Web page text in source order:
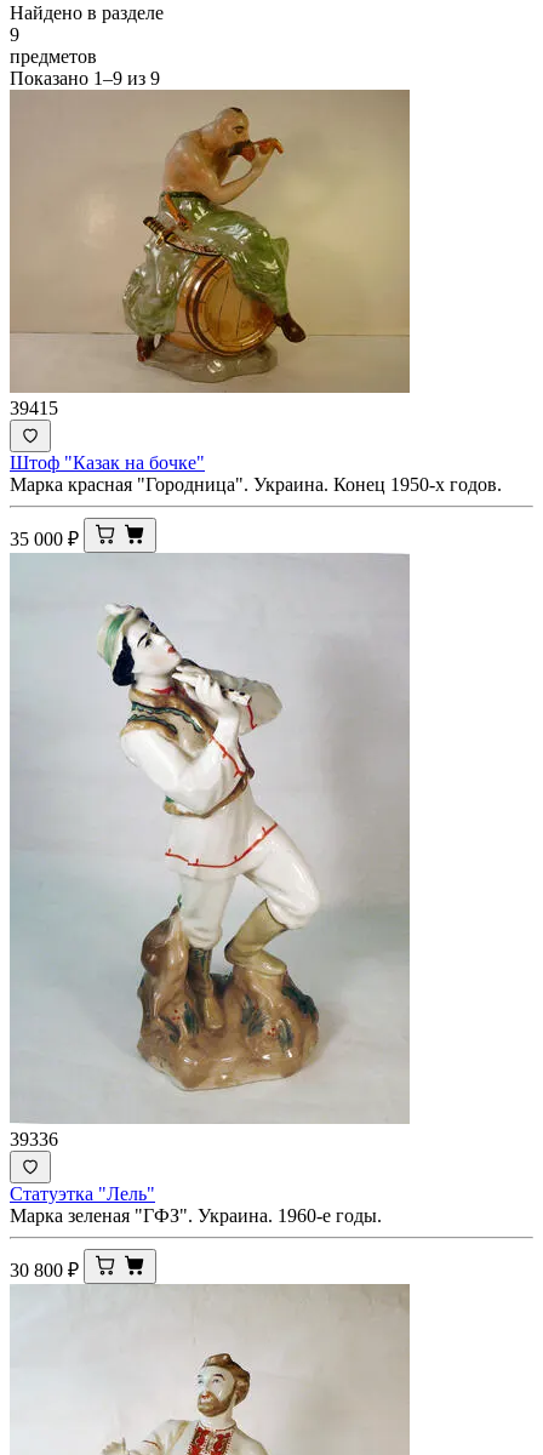
Найдено в разделе
9
предметов
Показано 1–9 из 9
39415
Штоф "Казак на бочке"
Марка красная "Городница". Украина. Конец 1950-х годов.
35 000 ₽
39336
Статуэтка "Лель"
Марка зеленая "ГФЗ". Украина. 1960-е годы.
30 800 ₽